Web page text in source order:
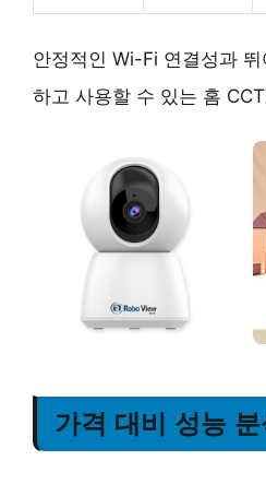
안정적인 Wi-Fi 연결성과
하고 사용할 수 있는 홈
가격 대비 성능 분